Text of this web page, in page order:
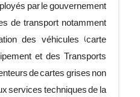
par le gouvernement
de transport notamment
des véhicules (carte
et des Transports
de cartes grises non
services techniques de la